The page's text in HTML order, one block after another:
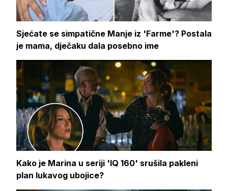
Sjećate se simpatične Manje iz 'Farme'? Postala
je mama, dječaku dala posebno ime
Kako je Marina u seriji 'IQ 160' srušila pakleni
plan lukavog ubojice?